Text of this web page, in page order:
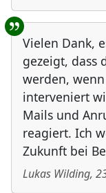
Vielen Dank,
gezeigt, dass
werden,
interveniert
Mails und
reagiert. Ich
Zukunft bei
Lukas Wilding,